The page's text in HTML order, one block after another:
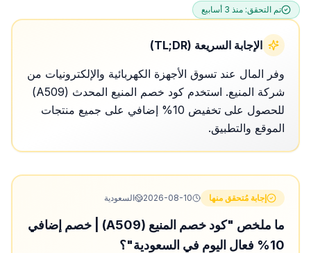
تم التحقق: منذ 3 أسابيع
الإجابة السريعة (TL;DR)
وفر المال عند تسوق الأجهزة الكهربائية والإلكترونيات من
شركة المنيع. استخدم كود خصم المنيع المحدث (A509)
للحصول على تخفيض 10% إضافي على جميع منتجات
الموقع والتطبيق.
إجابة مُتحقق منها 2026-08-10 السعودية
ما ملخص "كود خصم المنيع (A509) | خصم إضافي
10% فعال اليوم في السعودية"؟